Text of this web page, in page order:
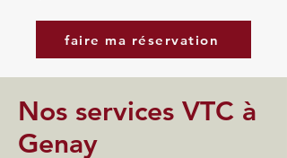
faire ma réservation
Nos services VTC à
Genay